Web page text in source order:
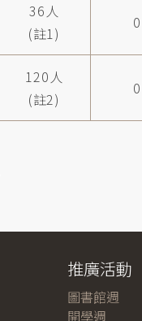
36人
(註1)
0
120人
(註2)
0
推廣活動
圖書館週
開學週